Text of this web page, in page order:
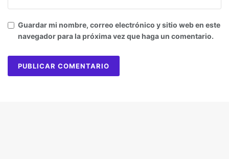
Guardar mi nombre, correo electrónico y sitio web en este
navegador para la próxima vez que haga un comentario.